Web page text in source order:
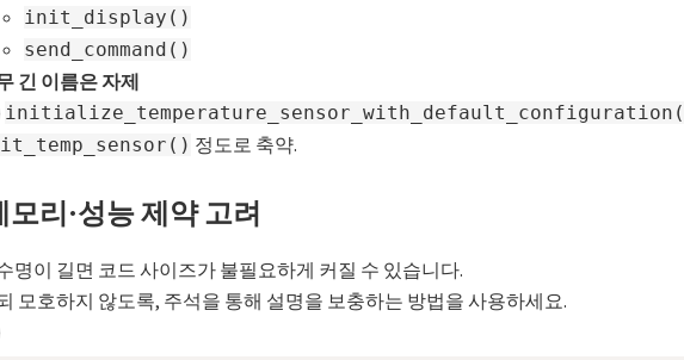
init_display()
send_command()
긴 이름은 자제
정도로 축약.
모리·성능 제약 고려
명이 길면 코드 사이즈가 불필요하게 커질 수 있습니다.
모호하지 않도록, 주석을 통해 설명을 보충하는 방법을 사용하세요.